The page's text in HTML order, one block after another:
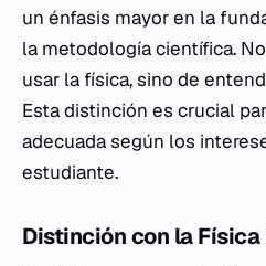
un énfasis mayor en la
la metodología científica.
usar la física, sino de
Esta distinción es crucial
adecuada según los
estudiante.
Distinción con la Física